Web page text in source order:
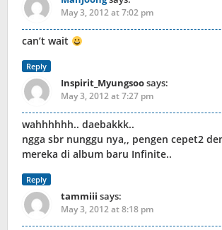
May 3, 2012 at 7:02 pm
can’t wait
Reply
Inspirit_Myungsoosays:
May 3, 2012 at 7:27 pm
wahhhhhh.. daebakkk..
ngga sbr nunggu nya,, pengen cepet2
mereka di album baru Infinite..
Reply
tammiii says:
May 3, 2012 at 8:18 pm